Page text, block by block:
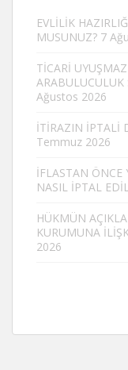
EVLİLİK
MUSUNUZ? 7
TİCARİ
ARABULUCULUK
Ağustos 2026
İTİRAZIN İPTALİ
Temmuz 2026
İFLASTAN ÖNCE
NASIL İPTAL
HÜKMÜN
KURUMUNA
2026